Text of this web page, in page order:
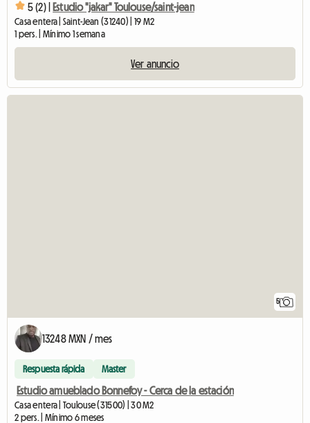
5 (2) | Estudio "jakar" Toulouse/saint-jean
Casa entera | Saint-Jean (31240) | 19 M2
1 pers. | Mínimo 1 semana
Ver anuncio
5
13248 MXN / mes
Respuesta rápida Master
Estudio amueblado Bonnefoy - Cerca de la estación
Casa entera | Toulouse (31500) | 30 M2
2 pers. | Mínimo 6 meses